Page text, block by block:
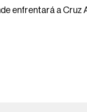
enfrentará a Cruz